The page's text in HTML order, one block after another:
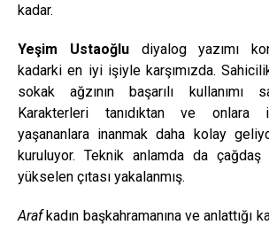
kadar.
Yeşim Ustaoğludiyalog yazımı
kadarki en iyi işiyle karşımızda.
sokak ağzının başarılı kullanımı
Karakterleri tanıdıktan ve onlara
yaşananlara inanmak daha kolay
kuruluyor. Teknik anlamda da çağdaş
yükselen çıtası yakalanmış.
Arafkadın başkahramanına ve anlattığı